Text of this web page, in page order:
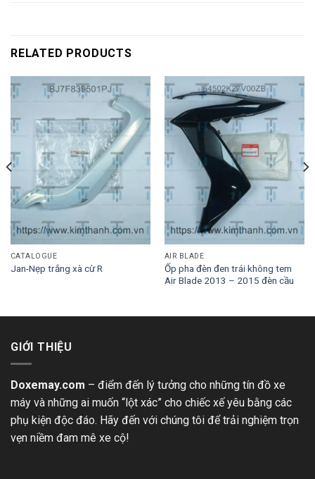
RELATED PRODUCTS
CATALOGUE
Jan-Nẹp trắng xà cừ R
AIR BLADE
Ốp pha đèn đen trái không tem
Air Blade 2013 – 2015 đèn cầu
GIỚI THIỆU
Doxemay.com – điểm đến lý tưởng cho những tín đồ xe
máy và những ai muốn “lột xác” cho chiếc xế yêu bằng các
phụ kiện độc đáo. Hãy đến với chúng tôi để trải nghiệm trọn
vẹn niềm đam mê xe cộ!